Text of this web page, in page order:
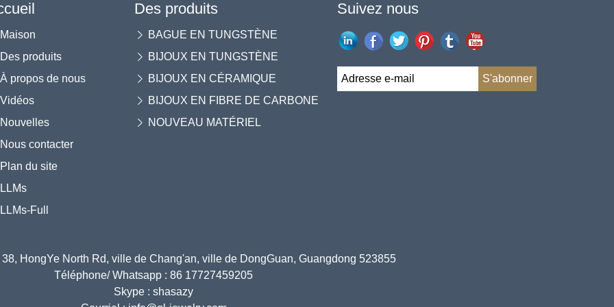
Maison
Des produits
À propos de nous
Vidéos
Nouvelles
Nous contacter
Plan du site
LLMs
LLMs-Full
Des produits
BAGUE EN TUNGSTÈNE
BIJOUX EN TUNGSTÈNE
BIJOUX EN CÉRAMIQUE
BIJOUX EN FIBRE DE CARBONE
NOUVEAU MATÉRIEL
Suivez nous
HongYe North Rd, ville de Chang'an, ville de DongGuan, Guangdong 523855
Téléphone/ Whatsapp : 86 17727459205
Skype : shasazy